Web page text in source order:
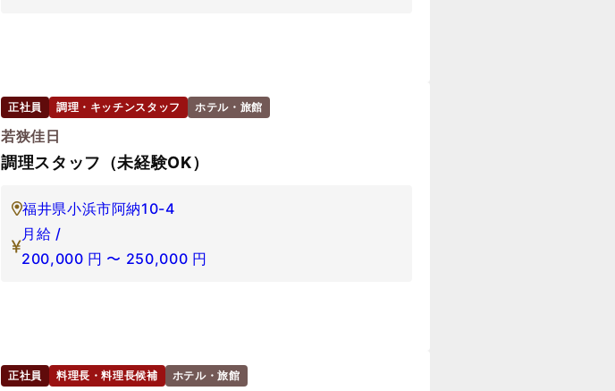
正社員 調理・キッチンスタッフ ホテル・旅館
若狭佳日
調理スタッフ（未経験OK）
福井県小浜市阿納10-4
月給 /
200,000 円 〜 250,000 円
正社員 料理長・料理長候補 ホテル・旅館